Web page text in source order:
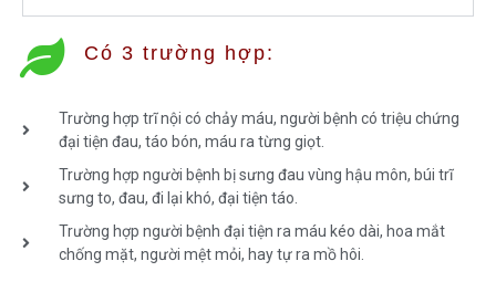
Có 3 trường hợp:
Trường hợp trĩ nội có chảy máu, người bệnh có triệu chứng
đại tiện đau, táo bón, máu ra từng giọt.
Trường hợp người bệnh bị sưng đau vùng hậu môn, búi trĩ
sưng to, đau, đi lại khó, đại tiện táo.
Trường hợp người bệnh đại tiện ra máu kéo dài, hoa mắt
chống mặt, người mệt mỏi, hay tự ra mồ hôi.